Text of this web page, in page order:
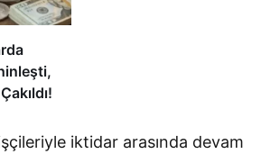
iktidar arasında devam